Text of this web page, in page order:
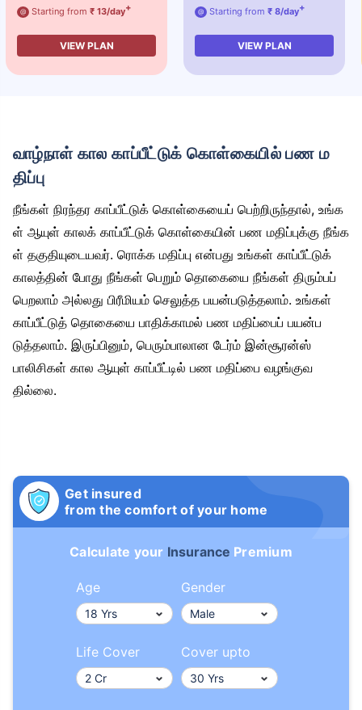
@ Starting from ₹ 13/day+
VIEW PLAN
@ Starting from ₹ 8/day+
VIEW PLAN
வாழ்நாள் கால காப்பீட்டுக் கொள்கையில் பண ம
திப்பு
நீங்கள் நிரந்தர காப்பீட்டுக் கொள்கையைப் பெற்றிருந்தால், உங்க
ள் ஆயுள் காலக் காப்பீட்டுக் கொள்கையின் பண மதிப்புக்கு நீங்க
ள் தகுதியுடையவர். ரொக்க மதிப்பு என்பது உங்கள் காப்பீட்டுக்
காலத்தின் போது நீங்கள் பெறும் தொகையை நீங்கள் திரும்பப்
பெறலாம் அல்லது பிரீமியம் செலுத்த பயன்படுத்தலாம். உங்கள்
காப்பீட்டுத் தொகையை பாதிக்காமல் பண மதிப்பைப் பயன்ப
டுத்தலாம். இருப்பினும், பெரும்பாலான டேர்ம் இன்சூரன்ஸ்
பாலிசிகள் கால ஆயுள் காப்பீட்டில் பண மதிப்பை வழங்குவ
தில்லை.
Get insured
from the comfort of your home
Calculate your Insurance Premium
Age Gender
Life Cover Cover upto